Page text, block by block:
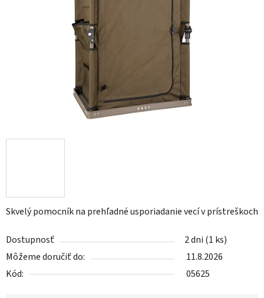
Skvelý pomocník na prehľadné usporiadanie vecí v prístreškoch
Dostupnosť 2 dni (1 ks)
Môžeme doručiť do:
11.8.2026
Kód:
05625